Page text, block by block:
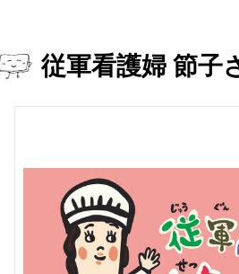
従軍看護婦 節子